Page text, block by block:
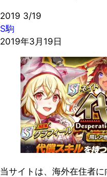
2019 3/19
S駒
2019年3月19日
当サイトは、海外在住者に